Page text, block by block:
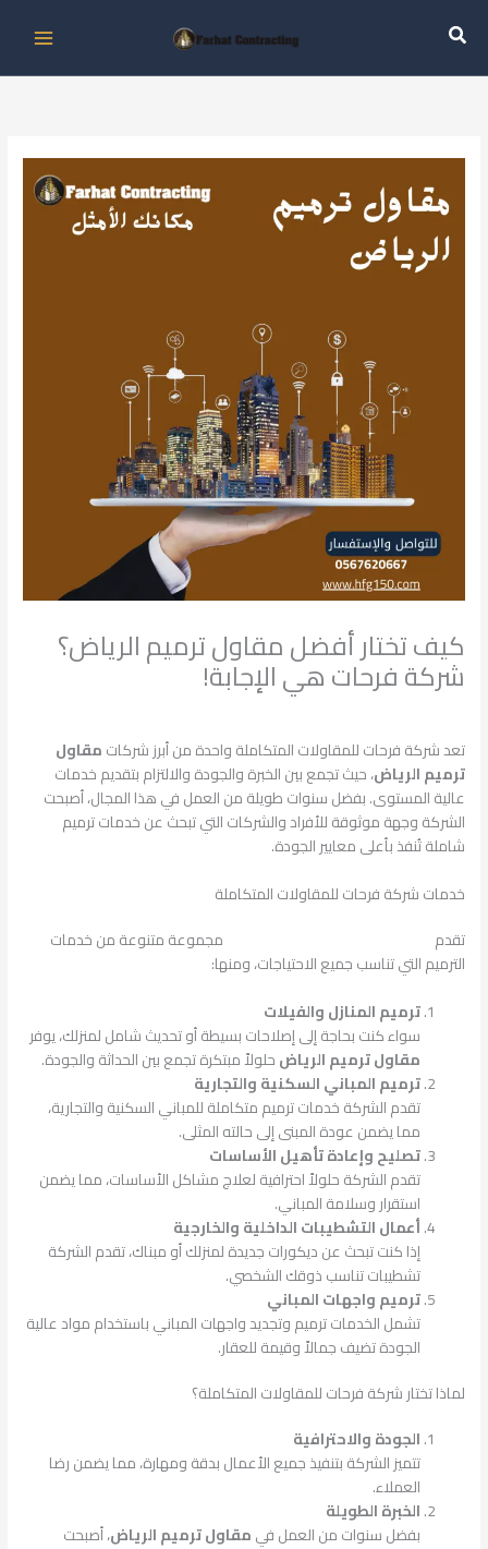
كيف تختار أفضل مقاول ترميم الرياض؟
شركة فرحات هي الإجابة!
تعد شركة فرحات للمقاولات المتكاملة واحدة من أبرز شركاتمقاول
ترميم الرياض، حيث تجمع بين الخبرة والجودة والالتزام بتقديم خدمات
عالية المستوى. بفضل سنوات طويلة من العمل في هذا المجال، أصبحت
الشركة وجهة موثوقة للأفراد والشركات التي تبحث عن خدمات ترميم
شاملة تُنفذ بأعلى معايير الجودة.
خدمات شركة فرحات للمقاولات المتكاملة
تقدم
مجموعة متنوعة من خدمات
الترميم التي تناسب جميع الاحتياجات، ومنها:
ترميم المنازل والفيلات
سواء كنت بحاجة إلى إصلاحات بسيطة أو تحديث شامل لمنزلك، يوفر
مقاول ترميم الرياضحلولاً مبتكرة تجمع بين الحداثة والجودة.
ترميم المباني السكنية والتجارية
تقدم الشركة خدمات ترميم متكاملة للمباني السكنية والتجارية،
مما يضمن عودة المبنى إلى حالته المثلى.
تصليح وإعادة تأهيل الأساسات
تقدم الشركة حلولاً احترافية لعلاج مشاكل الأساسات، مما يضمن
استقرار وسلامة المباني.
أعمال التشطيبات الداخلية والخارجية
إذا كنت تبحث عن ديكورات جديدة لمنزلك أو مبناك، تقدم الشركة
تشطيبات تناسب ذوقك الشخصي.
ترميم واجهات المباني
تشمل الخدمات ترميم وتجديد واجهات المباني باستخدام مواد عالية
الجودة تضيف جمالاً وقيمة للعقار.
لماذا تختار شركة فرحات للمقاولات المتكاملة؟
الجودة والاحترافية
تتميز الشركة بتنفيذ جميع الأعمال بدقة ومهارة، مما يضمن رضا
العملاء.
الخبرة الطويلة
بفضل سنوات من العمل فيمقاول ترميم الرياض، أصبحت